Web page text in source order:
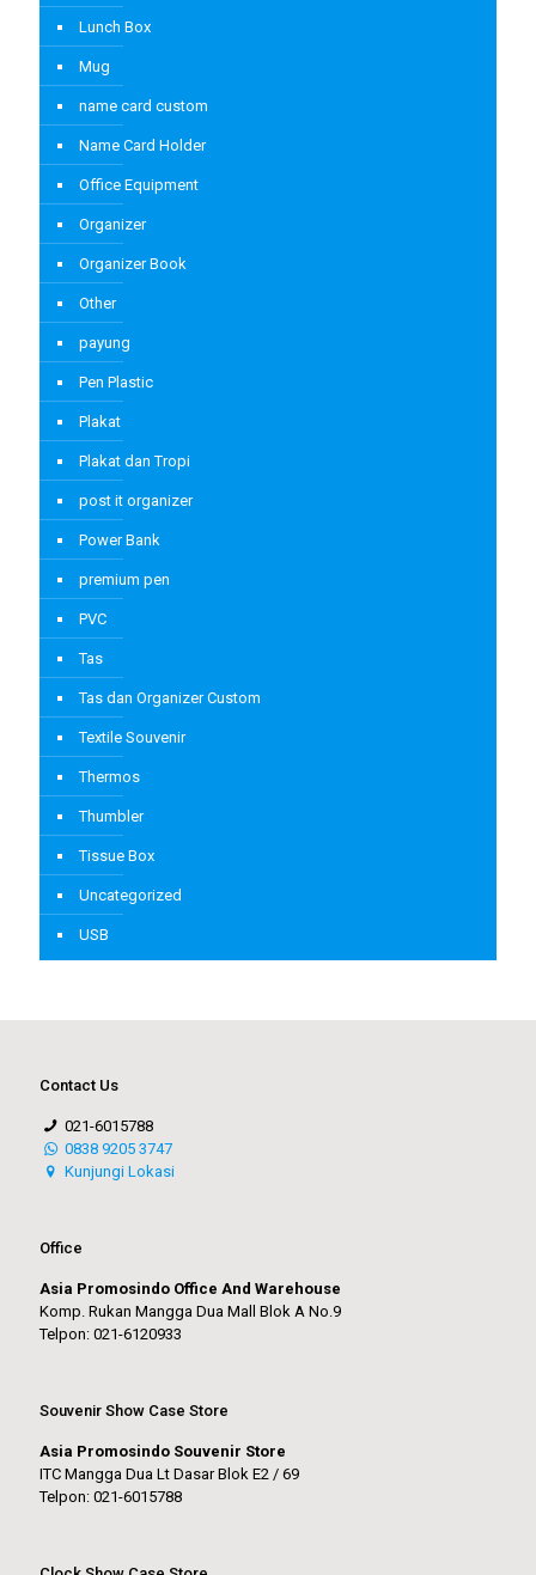
Lunch Box
Mug
name card custom
Name Card Holder
Office Equipment
Organizer
Organizer Book
Other
payung
Pen Plastic
Plakat
Plakat dan Tropi
post it organizer
Power Bank
premium pen
PVC
Tas
Tas dan Organizer Custom
Textile Souvenir
Thermos
Thumbler
Tissue Box
Uncategorized
USB
Contact Us
021-6015788
0838 9205 3747
Kunjungi Lokasi
Office
Asia Promosindo Office And Warehouse
Komp. Rukan Mangga Dua Mall Blok A No.9
Telpon: 021-6120933
Souvenir Show Case Store
Asia Promosindo Souvenir Store
ITC Mangga Dua Lt Dasar Blok E2 / 69
Telpon: 021-6015788